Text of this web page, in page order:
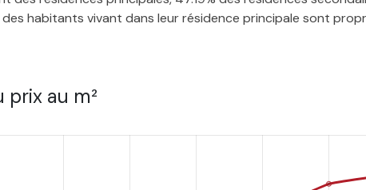
habitants vivant dans leur résidence principale sont
prix au m²